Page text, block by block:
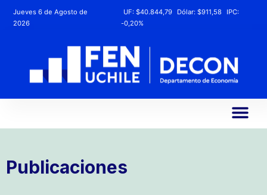
Jueves 6 de Agosto de
2026
UF:$40.844,79 Dólar:$911,58
IPC:
-0,20%
Publicaciones